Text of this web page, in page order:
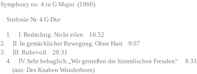
Symphony no. 4 in G Major (1960)
Sinfonie Nr. 4 G-Dur
1. I. Bedächtig. Nicht eilen 16.52
2. II. In gemächlicher Bewegung. Ohne Hast 9.07
3. III. Ruhevoll 20.31
4. IV. Sehr behaglich „Wir genießen die himmlischen Freuden“ 8.31
(aus: Des Knaben Wunderhorn)